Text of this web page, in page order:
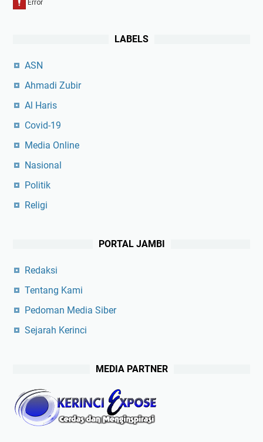
LABELS
ASN
Ahmadi Zubir
Al Haris
Covid-19
Media Online
Nasional
Politik
Religi
PORTAL JAMBI
Redaksi
Tentang Kami
Pedoman Media Siber
Sejarah Kerinci
MEDIA PARTNER